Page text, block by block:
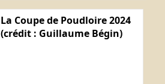
La Coupe de Poudloire 2024
(crédit : Guillaume Bégin)